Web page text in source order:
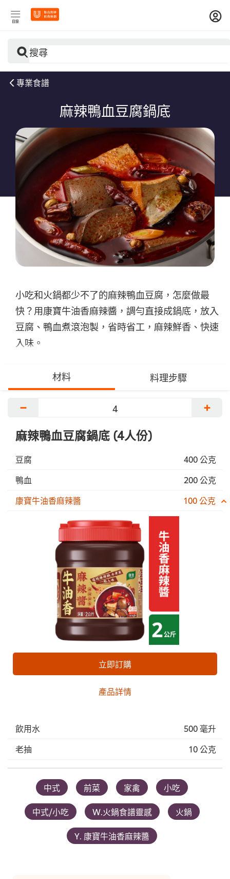
目錄
搜尋
專業食譜
麻辣鴨血豆腐鍋底
小吃和火鍋都少不了的麻辣鴨血豆腐，怎麼做最
快？用康寶牛油香麻辣醬，調勻直接成鍋底，放入
豆腐、鴨血煮滾泡製，省時省工，麻辣鮮香、快速
入味。
材料 料理步驟
− +
麻辣鴨血豆腐鍋底 (4人份)
豆腐
400 公克
鴨血
200 公克
康寶牛油香麻辣醬
100 公克
立即訂購
產品詳情
飲用水
500 毫升
老抽
10 公克
中式 前菜 家禽 小吃
中式/小吃 W.火鍋食譜靈感 火鍋
Y. 康寶牛油香麻辣醬